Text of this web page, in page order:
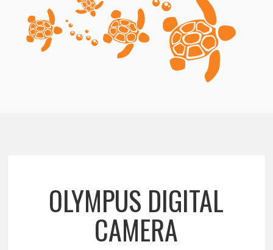
OLYMPUS DIGITAL
CAMERA